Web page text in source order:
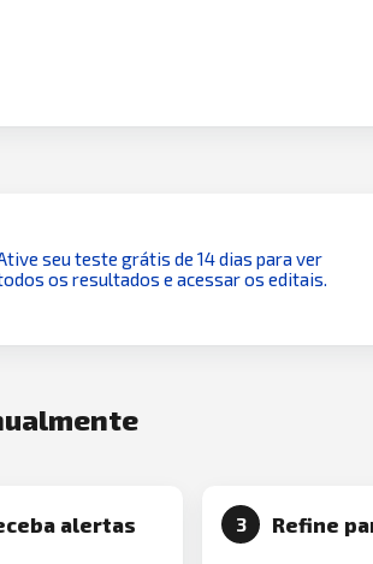
seu teste grátis de 14 dias para ver
os resultados e acessar os editais.
alertas 3 Refine